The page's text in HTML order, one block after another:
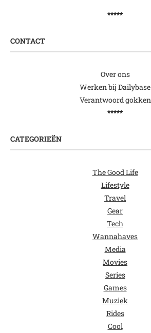
*****
CONTACT
Over ons
Werken bij Dailybase
Verantwoord gokken
*****
CATEGORIEËN
The Good Life
Lifestyle
Travel
Gear
Tech
Wannahaves
Media
Movies
Series
Games
Muziek
Rides
Cool